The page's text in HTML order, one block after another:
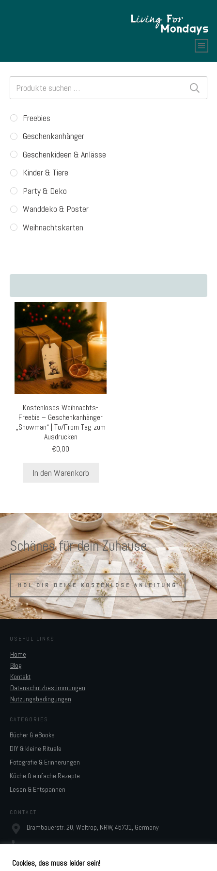
Kostenloses Weihnachts-
Freebie – Geschenkanhänger
„Snowman“ | To/From Tag zum
Ausdrucken
€0,00
In den Warenkorb
Suchen
nach:
Freebies
Geschenkanhänger
Geschenkideen & Anlässe
Kinder & Tiere
Party & Deko
Wanddeko & Poster
Weihnachtskarten
Schönes für dein Zuhause
HOL DIR DEINE KOSTENLOSE ANLEITUNG
USEFUL LINKS
Home
Blog
Kontakt
Datenschutzbestimmungen
Nutzungsbedingungen
CATEGORIES
Bücher & eBooks
DIY & kleine Rituale
Fotografie & Erinnerungen
Küche & einfache Rezepte
Lesen & Entspannen
CONTACT
Brambauerstr. 20, Waltrop, NRW, 45731, Germany
monja@digidesignresort.de
Cookies, das muss leider sein!